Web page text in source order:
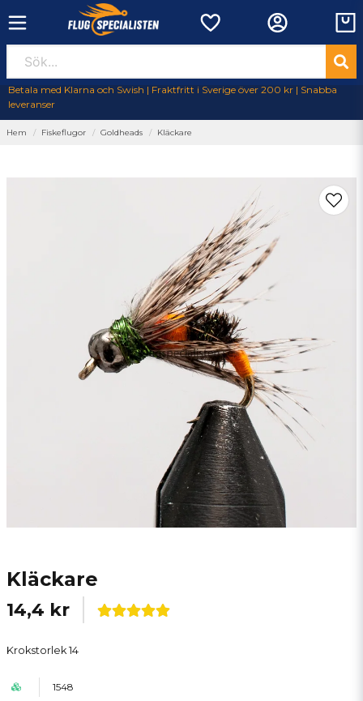
Betala med Klarna och Swish | Fraktfritt i Sverige över 200 kr | Snabba
leveranser
Hem Fiskeflugor Goldheads Kläckare
Kläckare
14,4 kr
Krokstorlek 14
1548